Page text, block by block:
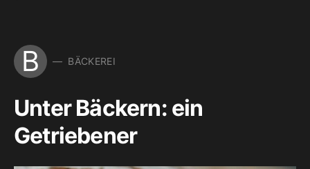
B BÄCKEREI
Unter Bäckern: ein
Getriebener